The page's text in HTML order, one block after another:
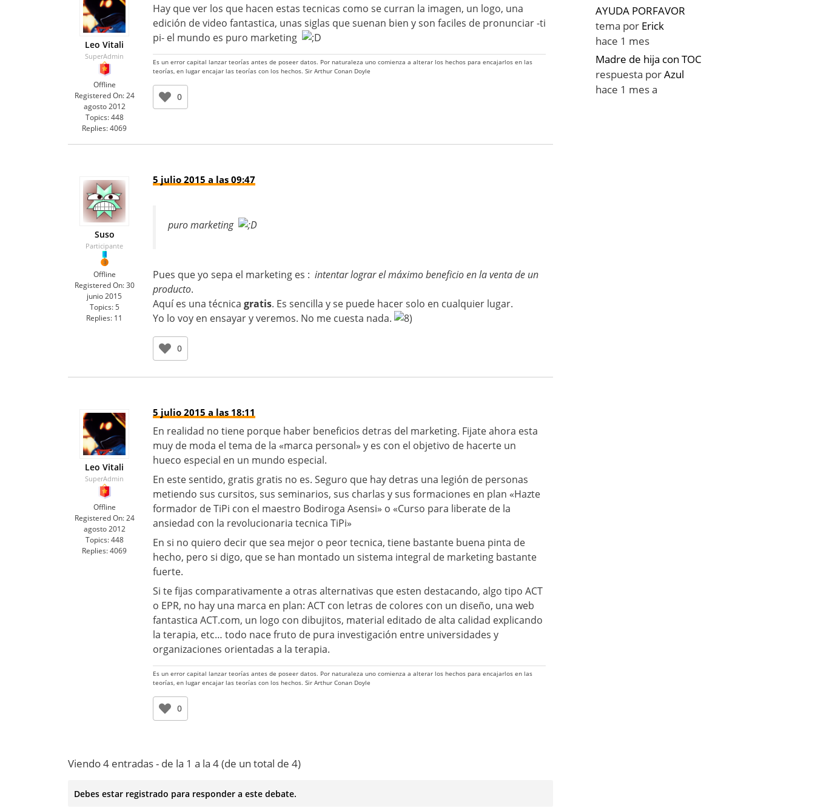
Leo Vitali
SuperAdmin
Offline
Registered On: 24
agosto 2012
Topics: 448
Replies:4069
Hay que ver los que hacen estas tecnicas como se curran la imagen, un logo, una
edición de video fantastica, unas siglas que suenan bien y son faciles de pronunciar -ti
pi- el mundo es puro marketing
Es un error capital lanzar teorías antes de poseer datos. Por naturaleza uno comienza a alterar los hechos para encajarlos en las
teorías, en lugar encajar las teorías con los hechos. Sir Arthur Conan Doyle
0
Suso
Participante
Offline
Registered On: 30
junio 2015
Topics: 5
Replies: 11
5 julio 2015 a las 09:47
puro marketing
Pues que yo sepa el marketing es : intentar lograr el máximo beneficio en la venta de un
producto.
Aquí es una técnica gratis. Es sencilla y se puede hacer solo en cualquier lugar.
Yo lo voy en ensayar y veremos. No me cuesta nada.
0
Leo Vitali
SuperAdmin
Offline
Registered On: 24
agosto 2012
Topics: 448
Replies:4069
5 julio 2015 a las 18:11
En realidad no tiene porque haber beneficios detras del marketing. Fijate ahora esta
muy de moda el tema de la «marca personal» y es con el objetivo de hacerte un
hueco especial en un mundo especial.
En este sentido, gratis gratis no es. Seguro que hay detras una legión de personas
metiendo sus cursitos, sus seminarios, sus charlas y sus formaciones en plan «Hazte
formador de TiPi con el maestro Bodiroga Asensi» o «Curso para liberate de la
ansiedad con la revolucionaria tecnica TiPi»
En si no quiero decir que sea mejor o peor tecnica, tiene bastante buena pinta de
hecho, pero si digo, que se han montado un sistema integral de marketing bastante
fuerte.
Si te fijas comparativamente a otras alternativas que esten destacando, algo tipo ACT
o EPR, no hay una marca en plan: ACT con letras de colores con un diseño, una web
fantastica ACT.com, un logo con dibujitos, material editado de alta calidad explicando
la terapia, etc… todo nace fruto de pura investigación entre universidades y
organizaciones orientadas a la terapia.
Es un error capital lanzar teorías antes de poseer datos. Por naturaleza uno comienza a alterar los hechos para encajarlos en las
teorías, en lugar encajar las teorías con los hechos. Sir Arthur Conan Doyle
0
Viendo 4 entradas - de la 1 a la 4 (de un total de 4)
Debes estar registrado para responder a este debate.
AYUDA PORFAVOR
tema por Erick
hace 1 mes
Madre de hija con TOC
respuesta porAzul
hace 1 mes a